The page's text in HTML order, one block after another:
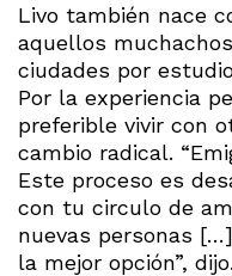
Livo también nace
aquellos
ciudades por
Por la experiencia
preferible vivir con
cambio radical.
Este proceso es
con tu circulo de
nuevas personas
la mejor opción”, dijo.